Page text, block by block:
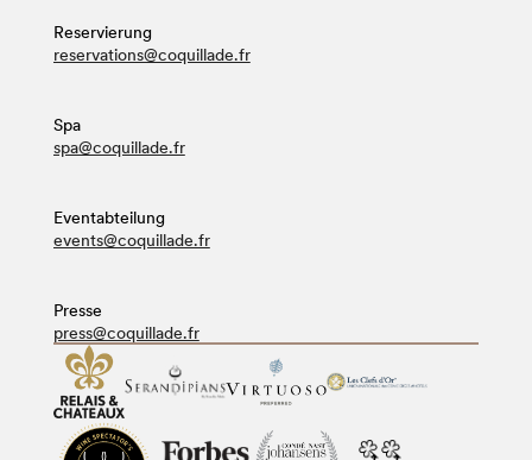
Reservierung
reservations@coquillade.fr
Spa
spa@coquillade.fr
Eventabteilung
events@coquillade.fr
Presse
press@coquillade.fr